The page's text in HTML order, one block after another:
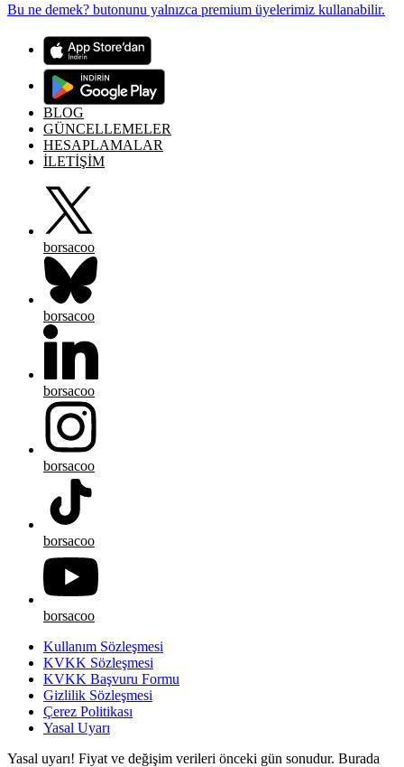
Bu ne demek? butonunu yalnızca premium üyelerimiz kullanabilir.
BLOG
GÜNCELLEMELER
HESAPLAMALAR
İLETİŞİM
borsacoo
borsacoo
borsacoo
borsacoo
borsacoo
borsacoo
Kullanım Sözleşmesi
KVKK Sözleşmesi
KVKK Başvuru Formu
Gizlilik Sözleşmesi
Çerez Politikası
Yasal Uyarı
Yasal uyarı! Fiyat ve değişim verileri önceki gün sonudur. Burada